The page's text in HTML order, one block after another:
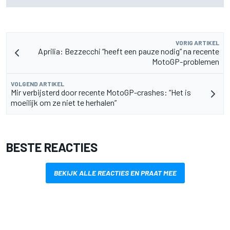
VORIG ARTIKEL
Aprilia: Bezzecchi “heeft een pauze nodig” na recente
MotoGP-problemen
VOLGEND ARTIKEL
Mir verbijsterd door recente MotoGP-crashes: “Het is
moeilijk om ze niet te herhalen”
BESTE REACTIES
BEKIJK ALLE REACTIES EN PRAAT MEE